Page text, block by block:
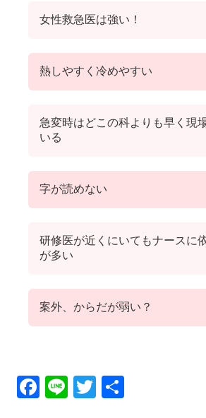
女性救急医は強い！
熱しやすく冷めやすい
急変時はどこの科よりも早く現
いる
字が読めない
研修医が近くにいてもナースに
が多い
案外、からだが弱い？
F
Li
T